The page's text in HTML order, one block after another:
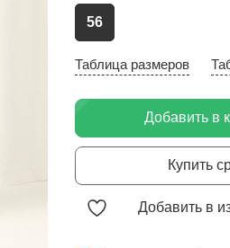
56
Таблица размеров
Добавить в
Купить
Добавить в